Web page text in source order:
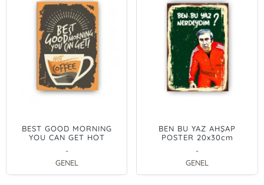
BEST GOOD MORNING
YOU CAN GET HOT
20x30cm
-
GENEL
BEN BU YAZ AHŞAP
POSTER 20x30cm
-
GENEL